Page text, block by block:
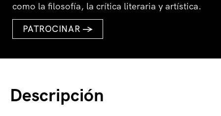
como la filosofía, la crítica literaria y artística.
PATROCINAR →
Descripción